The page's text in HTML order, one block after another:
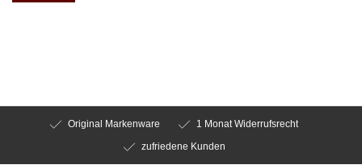
Original Markenware
1 Monat Widerrufsrecht
zufriedene Kunden